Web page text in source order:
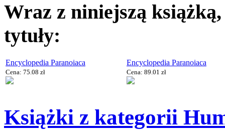
Wraz z niniejszą
tytuły:
Encyclopedia Paranoiaca
Cena: 75.08 zł
Encyclopedia Paranoiaca
Cena: 89.01 zł
Książki z kategorii